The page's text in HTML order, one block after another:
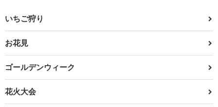
いちご狩り
お花見
ゴールデンウィーク
花火大会